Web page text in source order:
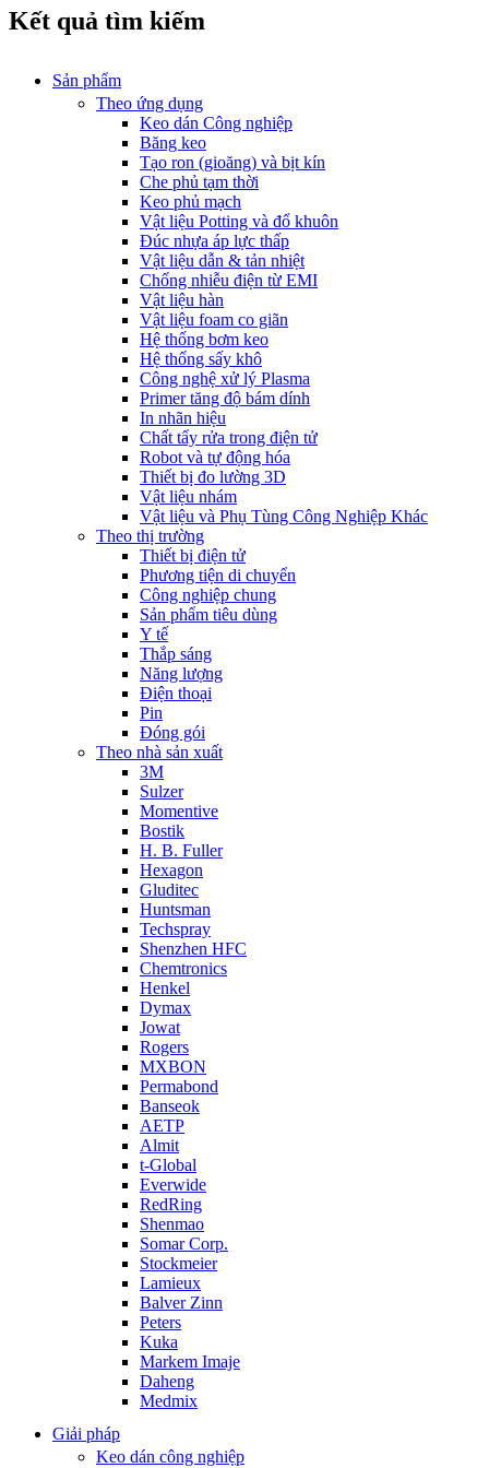
Kết quả tìm kiếm
Sản phẩm
Theo ứng dụng
Keo dán Công nghiệp
Băng keo
Tạo ron (gioăng) và bịt kín
Che phủ tạm thời
Keo phủ mạch
Vật liệu Potting và đổ khuôn
Đúc nhựa áp lực thấp
Vật liệu dẫn & tản nhiệt
Chống nhiễu điện từ EMI
Vật liệu hàn
Vật liệu foam co giãn
Hệ thống bơm keo
Hệ thống sấy khô
Công nghệ xử lý Plasma
Primer tăng độ bám dính
In nhãn hiệu
Chất tẩy rửa trong điện tử
Robot và tự động hóa
Thiết bị đo lường 3D
Vật liệu nhám
Vật liệu và Phụ Tùng Công Nghiệp Khác
Theo thị trường
Thiết bị điện tử
Phương tiện di chuyển
Công nghiệp chung
Sản phẩm tiêu dùng
Y tế
Thắp sáng
Năng lượng
Điện thoại
Pin
Đóng gói
Theo nhà sản xuất
3M
Sulzer
Momentive
Bostik
H. B. Fuller
Hexagon
Gluditec
Huntsman
Techspray
Shenzhen HFC
Chemtronics
Henkel
Dymax
Jowat
Rogers
MXBON
Permabond
Banseok
AETP
Almit
t-Global
Everwide
RedRing
Shenmao
Somar Corp.
Stockmeier
Lamieux
Balver Zinn
Peters
Kuka
Markem Imaje
Daheng
Medmix
Giải pháp
Keo dán công nghiệp